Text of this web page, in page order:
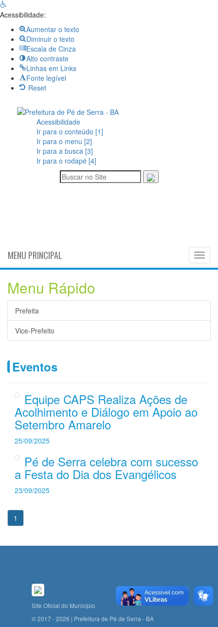
Open
toolbar
Acessibilidade:
Aumentar o texto
Diminuir o texto
Escala de Cinza
Alto contraste
Linhas em Links
Fonte legível
Reset
Acessibilidade
Ir para o conteúdo [1]
Ir para o menu [2]
Ir para a busca [3]
Ir para o rodapé [4]
MENU PRINCIPAL
Menu Rápido
Prefeita
Vice-Prefeito
Eventos
Equipe CAPS Realiza Ações de
Acolhimento e Diálogo em Apoio ao
Setembro Amarelo
25/09/2025
Pé de Serra celebra com sucesso
a Festa do Dia dos Evangélicos
23/09/2025
1
Site Oficial do Município
© 2017 - 2026 | Prefeitura de Pé de Serra - BA